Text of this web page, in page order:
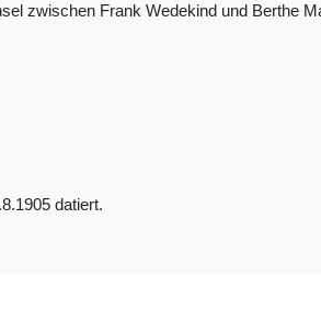
zwischen Frank Wedekind und Berthe
datiert.